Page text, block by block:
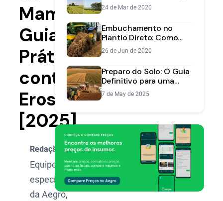
Mamona:
Guia
Prático
contra
Erosão
[2025]
Redação Aegro
Equipe de
especialistas
da Aegro,
e Correção
24 de Mar de 2020
Embuchamento no
Plantio Direto: Como
Evitar Paradas e Perdas
26 de Jun de 2020
Preparo do Solo: O Guia
Definitivo para uma
Safra de Alta
Produtividade
7 de May de 2025